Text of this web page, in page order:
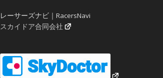
レーサーズナビ｜RacersNavi
スカイドア合同会社